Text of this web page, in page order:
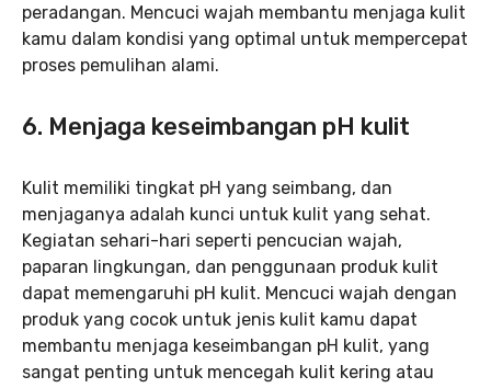
peradangan. Mencuci wajah membantu menjaga kulit
kamu dalam kondisi yang optimal untuk mempercepat
proses pemulihan alami.
6. Menjaga keseimbangan pH kulit
Kulit memiliki tingkat pH yang seimbang, dan
menjaganya adalah kunci untuk kulit yang sehat.
Kegiatan sehari-hari seperti pencucian wajah,
paparan lingkungan, dan penggunaan produk kulit
dapat memengaruhi pH kulit. Mencuci wajah dengan
produk yang cocok untuk jenis kulit kamu dapat
membantu menjaga keseimbangan pH kulit, yang
sangat penting untuk mencegah kulit kering atau